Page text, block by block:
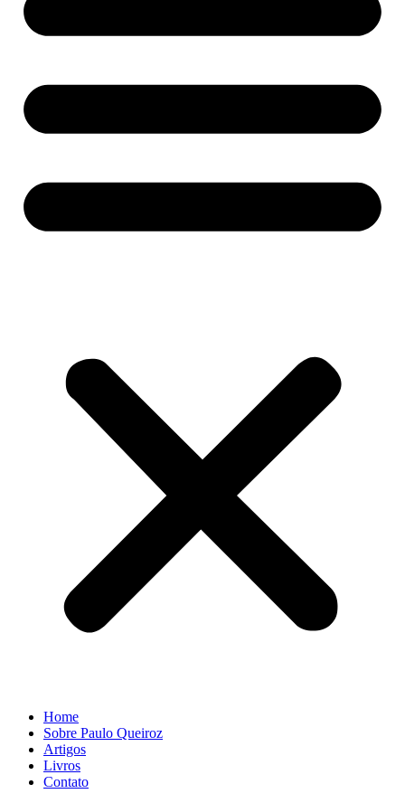
Home
Sobre Paulo Queiroz
Artigos
Livros
Contato